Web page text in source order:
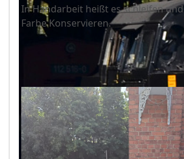
In Handarbeit heißt es schleifen
Farbe Konservieren.